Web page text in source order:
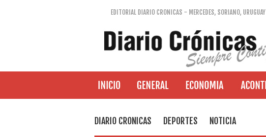
EDITORIAL DIARIO CRONICAS - MERCEDES, SORIANO, URUGUAY
DIARIO CRONICAS DEPORTES NOTICIA